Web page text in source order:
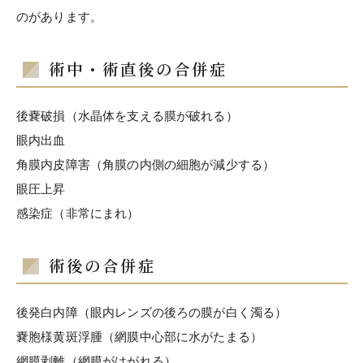
のがあります。
術中・術直後の合併症
後嚢破損（水晶体を支える膜が破れる）
眼内出血
角膜内皮障害（角膜の内側の細胞が減少する）
眼圧上昇
感染症（非常にまれ）
術後の合併症
後発白内障（眼内レンズの後ろの膜が白く濁る）
嚢胞様黄斑浮腫（網膜中心部に水がたまる）